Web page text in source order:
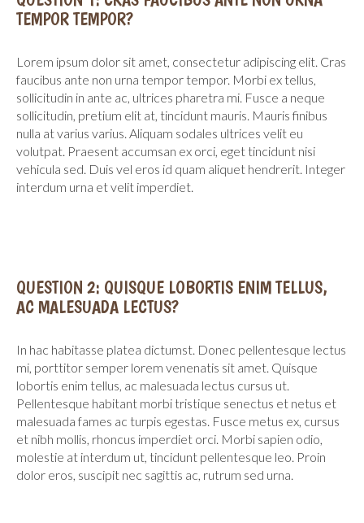
Contacts
TEMPOR TEMPOR?
Lorem ipsum dolor sit amet, consectetur adipiscing elit. Cras
faucibus ante non urna tempor tempor. Morbi ex tellus,
sollicitudin in ante ac, ultrices pharetra mi. Fusce a neque
sollicitudin, pretium elit at, tincidunt mauris. Mauris finibus
nulla at varius varius. Aliquam sodales ultrices velit eu
volutpat. Praesent accumsan ex orci, eget tincidunt nisi
vehicula sed. Duis vel eros id quam aliquet hendrerit. Integer
interdum urna et velit imperdiet.
QUESTION 2: QUISQUE LOBORTIS ENIM TELLUS,
AC MALESUADA LECTUS?
In hac habitasse platea dictumst. Donec pellentesque lectus
mi, porttitor semper lorem venenatis sit amet. Quisque
lobortis enim tellus, ac malesuada lectus cursus ut.
Pellentesque habitant morbi tristique senectus et netus et
malesuada fames ac turpis egestas. Fusce metus ex, cursus
et nibh mollis, rhoncus imperdiet orci. Morbi sapien odio,
molestie at interdum ut, tincidunt pellentesque leo. Proin
dolor eros, suscipit nec sagittis ac, rutrum sed urna.